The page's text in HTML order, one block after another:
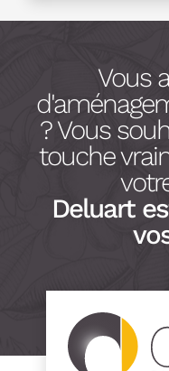
Vous
? Vous
touche
Deluart